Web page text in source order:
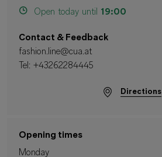
Open today until 19:00
Contact & Feedback
fashion.line@cua.at
Tel: +43262284445
Directions
Opening times
Monday